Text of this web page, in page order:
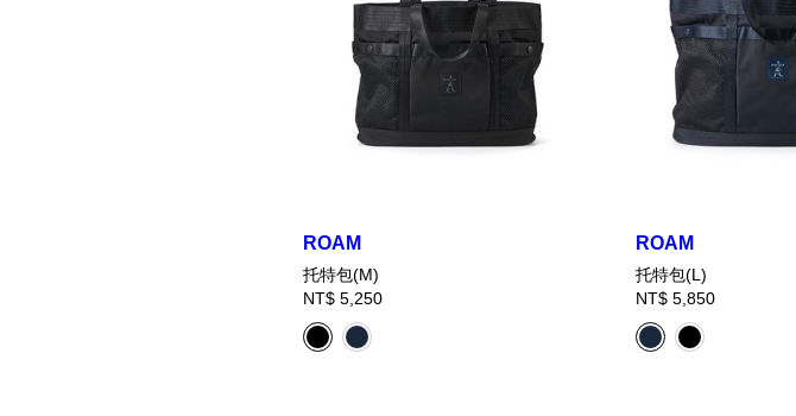
ROAM
托特包(M)
NT$ 5,250
ROAM
托特包(L)
NT$ 5,850